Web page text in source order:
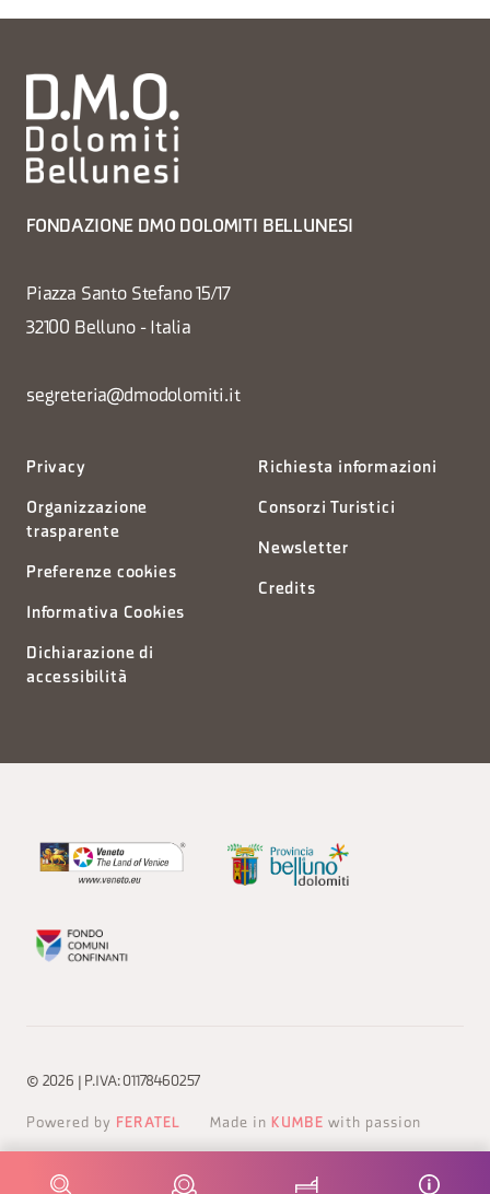
FONDAZIONE DMO DOLOMITI BELLUNESI
Piazza Santo Stefano 15/17
32100 Belluno - Italia
segreteria@dmodolomiti.it
Privacy
Organizzazione
trasparente
Preferenze cookies
Informativa Cookies
Dichiarazione di
accessibilità
Richiesta informazioni
Consorzi Turistici
Newsletter
Credits
© 2026 | P.IVA: 01178460257
Powered by FERATEL Made in KUMBE with passion